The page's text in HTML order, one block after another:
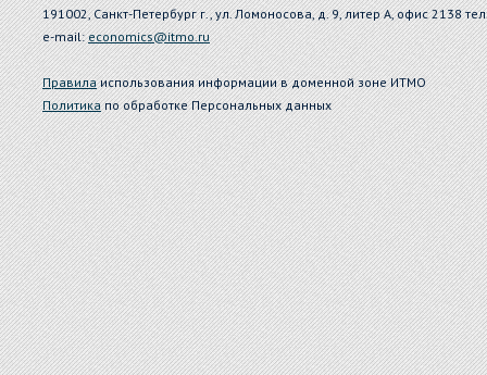
191002, Санкт-Петербург г., ул. Ломоносова, д. 9, литер А, офис 2138
e-mail:economics@itmo.ru
Правилаиспользования информации в доменной зоне ИТМО
Политикапо обработке Персональных данных